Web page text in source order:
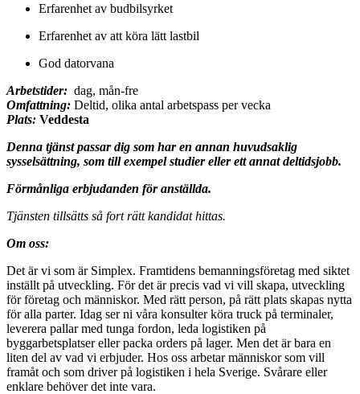
Erfarenhet av budbilsyrket
Erfarenhet av att köra lätt lastbil
God datorvana
Arbetstider: dag, mån-fre
Omfattning: Deltid, olika antal arbetspass per vecka
Plats: Veddesta
Denna tjänst passar dig som har en annan huvudsaklig
sysselsättning, som till exempel studier eller ett annat deltidsjobb.
Förmånliga erbjudanden för anställda.
Tjänsten tillsätts så fort rätt kandidat hittas.
Om oss:
Det är vi som är Simplex. Framtidens bemanningsföretag med siktet
inställt på utveckling. För det är precis vad vi vill skapa, utveckling
för företag och människor. Med rätt person, på rätt plats skapas nytta
för alla parter. Idag ser ni våra konsulter köra truck på terminaler,
leverera pallar med tunga fordon, leda logistiken på
byggarbetsplatser eller packa orders på lager. Men det är bara en
liten del av vad vi erbjuder. Hos oss arbetar människor som vill
framåt och som driver på logistiken i hela Sverige. Svårare eller
enklare behöver det inte vara.